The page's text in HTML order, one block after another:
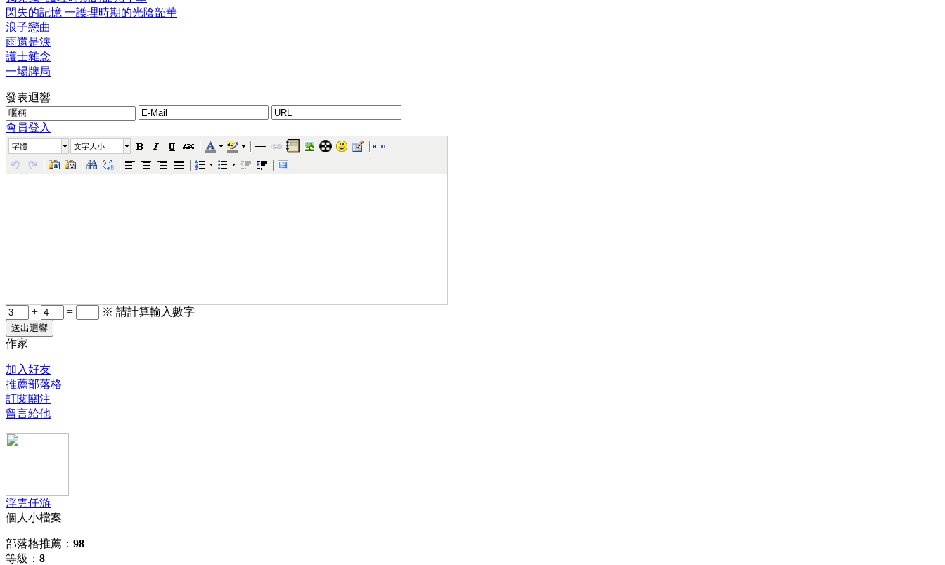
閃失的記憶 一護理時期的光陰韶華
浪子戀曲
雨還是淚
護士雜念
一場牌局
發表迴響
會員登入
字體 文字大小
+ = ※ 請計算輸入數字
送出迴響
作家
加入好友
推薦部落格
訂閱關注
留言給他
浮雲任游
個人小檔案
部落格推薦 ： 98
等級 ： 8